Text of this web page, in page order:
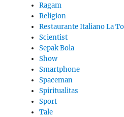
Ragam
Religion
Restaurante Italiano La
Scientist
Sepak Bola
Show
Smartphone
Spaceman
Spiritualitas
Sport
Tale